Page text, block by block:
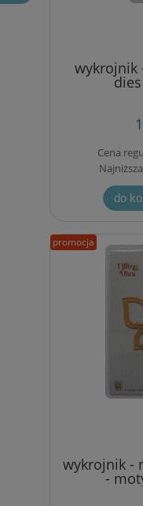
wykrojnik
Cena
do
wykrojnik -
-
promocja